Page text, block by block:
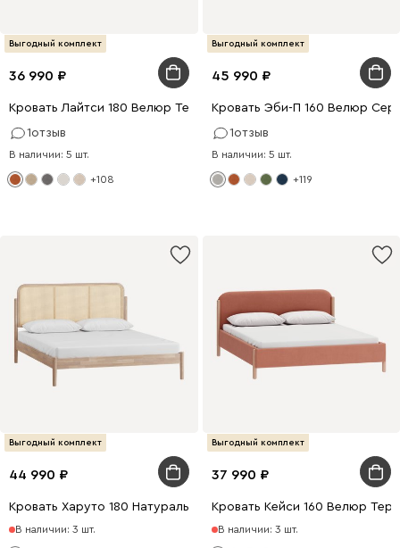
Выгодный комплект
36 990
Кровать Лайтси 180 Велюр Терракотовый
1отзыв
В наличии: 5 шт.
+108
Выгодный комплект
45 990
Кровать Эби-П 160 Велюр
1отзыв
В наличии: 5 шт.
+119
Выгодный комплект
44 990
Кровать Харуто 180 Натуральный
В наличии: 3 шт.
Выгодный комплект
37 990
Кровать Кейси 160 Велюр
В наличии: 3 шт.